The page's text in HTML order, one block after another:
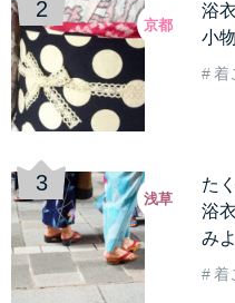
浴
小
着
京都
た
浴
み
着
浅草